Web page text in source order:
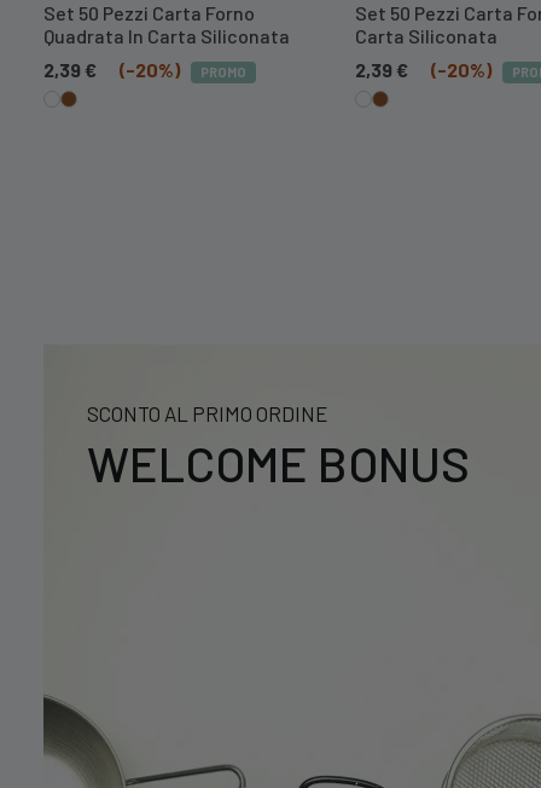
Set 50 Pezzi Carta Forno
Quadrata In Carta Siliconata
2,39 € (-20%) PROMO
Set 50 Pezzi Carta
Carta Siliconata
2,39 € (-20%)
SCONTO AL PRIMO ORDINE
WELCOME BONUS